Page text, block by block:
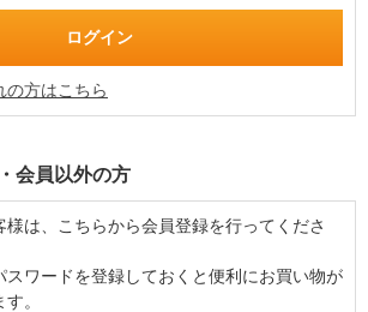
の方はこちら
会員以外の方
は、こちらから会員登録を行ってくださ
スワードを登録しておくと便利にお買い物が
。